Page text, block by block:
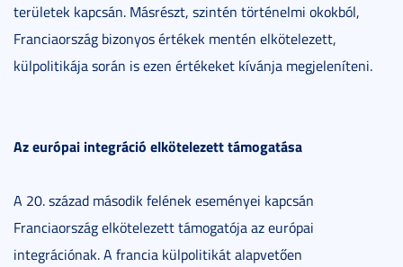
területek kapcsán. Másrészt, szintén történelmi okokból,
Franciaország bizonyos értékek mentén elkötelezett,
külpolitikája során is ezen értékeket kívánja megjeleníteni.
Az európai integráció elkötelezett támogatása
A 20. század második felének eseményei kapcsán
Franciaország elkötelezett támogatója az európai
integrációnak. A francia külpolitikát alapvetően